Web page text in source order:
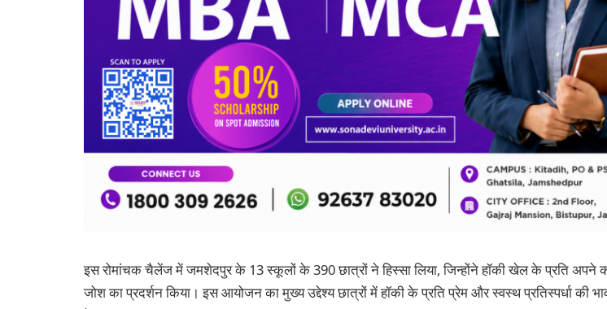
इस रोमांचक चैलेंज में जमशेदपुर के 13 स्कूलों के 390 छात्रों ने हिस्सा लिया, जिन्होंने हॉकी खेल के प्रति
जोश का प्रदर्शन किया। इस आयोजन का मुख्य उद्देश्य छात्रों में हॉकी के प्रति प्रेम और स्वस्थ प्रतिस्पर्धा की